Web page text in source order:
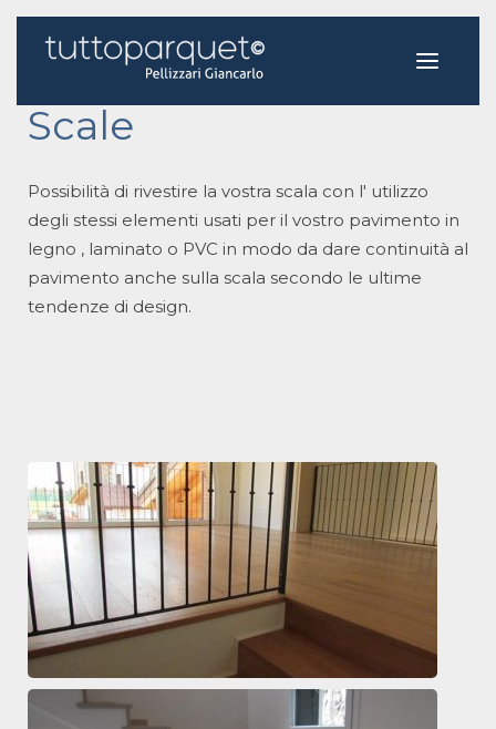
Home Scale
Scale
Possibilità di rivestire la vostra scala con l' utilizzo
degli stessi elementi usati per il vostro pavimento in
legno , laminato o PVC in modo da dare continuità al
pavimento anche sulla scala secondo le ultime
tendenze di design.